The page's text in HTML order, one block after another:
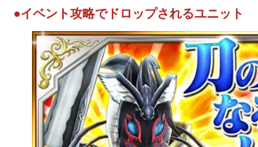
●イベント攻略でドロップされるユニット